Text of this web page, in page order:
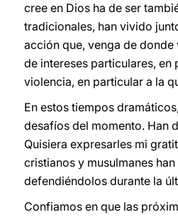
cree en Dios ha de ser
tradicionales, han vivido
acción que, venga de
de intereses particulares, en
violencia, en particular a la
En estos tiempos
desafíos del momento. Han
Quisiera expresarles mi
cristianos y musulmanes
defendiéndolos durante la
Confiamos en que las